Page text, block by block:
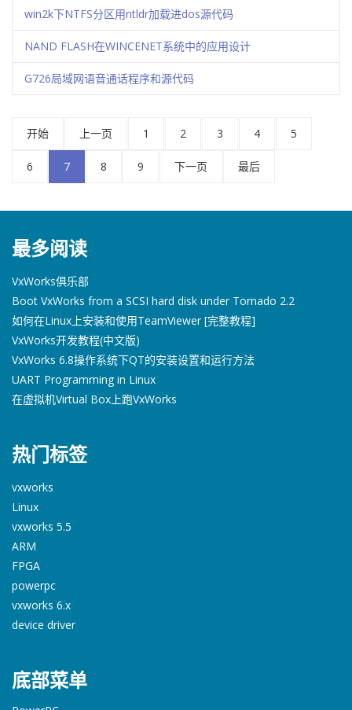
win2k下NTFS分区用ntldr加载进dos源代码
NAND FLASH在WINCENET系统中的应用设计
G726局域网语音通话程序和源代码
开始 上一页 1 2 3 4 5
6 7 8 9 下一页 最后
最多阅读
VxWorks俱乐部
Boot VxWorks from a SCSI hard disk under Tornado 2.2
如何在Linux上安装和使用TeamViewer [完整教程]
VxWorks开发教程(中文版)
VxWorks 6.8操作系统下QT的安装设置和运行方法
UART Programming in Linux
在虚拟机Virtual Box上跑VxWorks
热门标签
vxworks
Linux
vxworks 5.5
ARM
FPGA
powerpc
vxworks 6.x
device driver
底部菜单